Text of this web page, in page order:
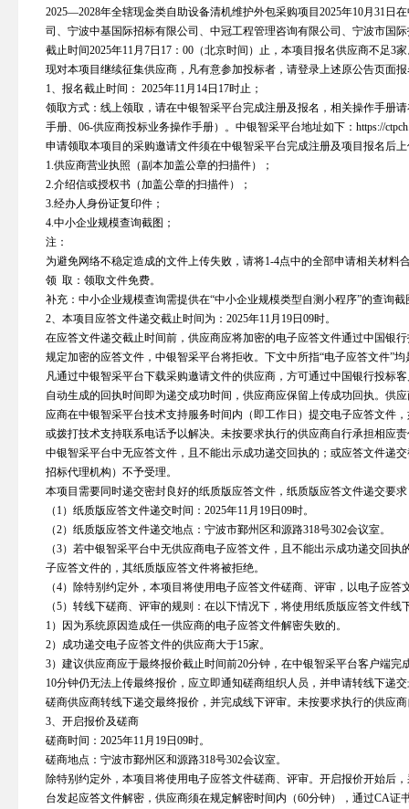
2025—2028年全辖现金类自助设备清机维护外包采购项目2025年10月31日
司、宁波中基国际招标有限公司、中冠工程管理咨询有限公司、宁波市国
截止时间2025年11月7日17：00（北京时间）止，本项目报名供应商不足3
现对本项目继续征集供应商，凡有意参加投标者，请登录上述原公告页面
1、报名截止时间： 2025年11月14日17时止；
领取方式：线上领取，请在中银智采平台完成注册及报名，相关操作手册
手册、06-供应商投标业务操作手册）。中银智采平台地址如下：https://
申请领取本项目的采购邀请文件须在中银智采平台完成注册及项目报名后
1.供应商营业执照（副本加盖公章的扫描件）；
2.介绍信或授权书（加盖公章的扫描件）；
3.经办人身份证复印件；
4.中小企业规模查询截图；
注：
为避免网络不稳定造成的文件上传失败，请将1-4点中的全部申请相关材料
领 取：领取文件免费。
补充：中小企业规模查询需提供在“中小企业规模类型自测小程序”的查询
2、本项目应答文件递交截止时间为：2025年11月19日09时。
在应答文件递交截止时间前，供应商应将加密的电子应答文件通过中国银
规定加密的应答文件，中银智采平台将拒收。下文中所指“电子应答文件”
凡通过中银智采平台下载采购邀请文件的供应商，方可通过中国银行投标
自动生成的回执时间即为递交成功时间，供应商应保留上传成功回执。供
应商在中银智采平台技术支持服务时间内（即工作日）提交电子应答文件
或拨打技术支持联系电话予以解决。未按要求执行的供应商自行承担相应
中银智采平台中无应答文件，且不能出示成功递交回执的；或应答文件递
招标代理机构）不予受理。
本项目需要同时递交密封良好的纸质版应答文件，纸质版应答文件递交要
（1）纸质版应答文件递交时间：2025年11月19日09时。
（2）纸质版应答文件递交地点：宁波市鄞州区和源路318号302会议室。
（3）若中银智采平台中无供应商电子应答文件，且不能出示成功递交回
子应答文件的，其纸质版应答文件将被拒绝。
（4）除特别约定外，本项目将使用电子应答文件磋商、评审，以电子应答
（5）转线下磋商、评审的规则：在以下情况下，将使用纸质版应答文件
1）因为系统原因造成任一供应商的电子应答文件解密失败的。
2）成功递交电子应答文件的供应商大于15家。
3）建议供应商应于最终报价截止时间前20分钟，在中银智采平台客户端
10分钟仍无法上传最终报价，应立即通知磋商组织人员，并申请转线下递
磋商供应商转线下递交最终报价，并完成线下评审。未按要求执行的供应
3、开启报价及磋商
磋商时间：2025年11月19日09时。
磋商地点：宁波市鄞州区和源路318号302会议室。
除特别约定外，本项目将使用电子应答文件磋商、评审。开启报价开始后
台发起应答文件解密，供应商须在规定解密时间内（60分钟），通过CA证